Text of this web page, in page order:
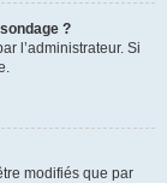
?
l’administrateur. Si
modifiés que par